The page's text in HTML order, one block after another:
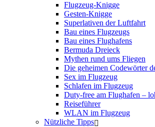
Flugzeug-Knigge
Gesten-Knigge
Superlativen der Luftfahrt
Bau eines Flugzeugs
Bau eines Flughafens
Bermuda Dreieck
Mythen rund ums Fliegen
Die geheimen Codewörter
Sex im Flugzeug
Schlafen im Flugzeug
Duty-free am Flughafen –
Reiseführer
WLAN im Flugzeug
Nützliche Tipps